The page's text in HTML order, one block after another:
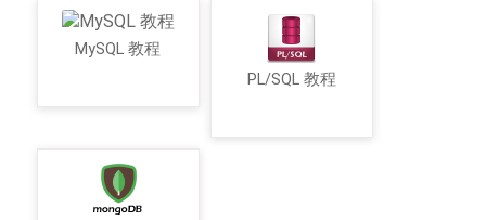
MySQL 教程
PL/SQL 教程